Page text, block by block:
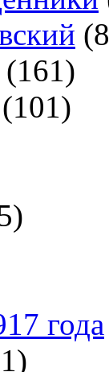
(161)
(101)
года